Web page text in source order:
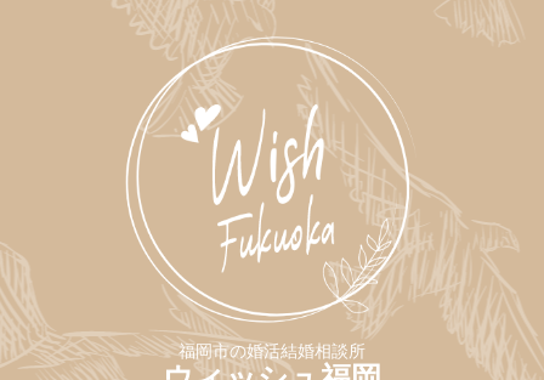
福岡市の婚活結婚相談所